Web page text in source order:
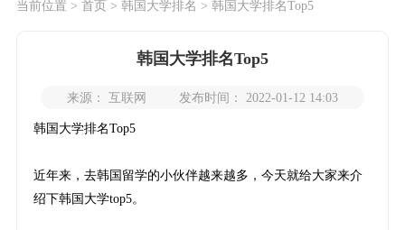
当前位置 > 首页 > 韩国大学排名 > 韩国大学排名Top5
韩国大学排名Top5
来源： 互联网 发布时间： 2022-01-12 14:03
韩国大学排名Top5
近年来，去韩国留学的小伙伴越来越多，今天就给大家来介
绍下韩国大学top5。